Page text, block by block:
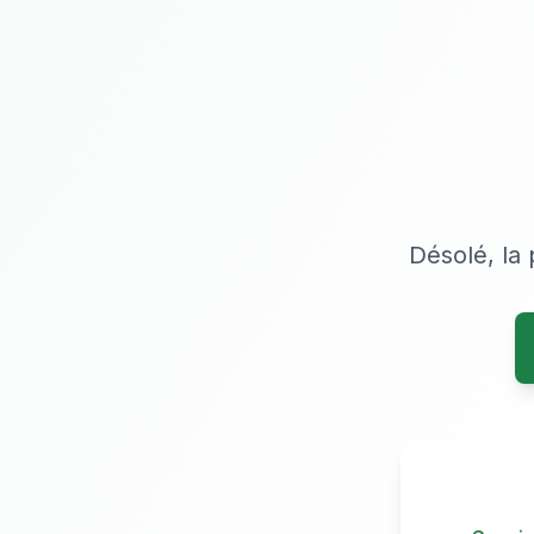
Désolé, la